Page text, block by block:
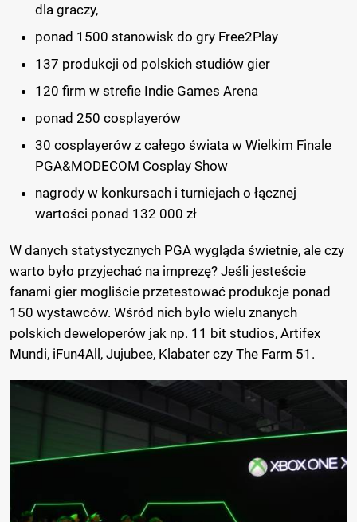
dla graczy,
ponad 1500 stanowisk do gry Free2Play
137 produkcji od polskich studiów gier
120 firm w strefie Indie Games Arena
ponad 250 cosplayerów
30 cosplayerów z całego świata w Wielkim Finale
PGA&MODECOM Cosplay Show
nagrody w konkursach i turniejach o łącznej
wartości ponad 132 000 zł
W danych statystycznych PGA wygląda świetnie, ale czy
warto było przyjechać na imprezę? Jeśli jesteście
fanami gier mogliście przetestować produkcje ponad
150 wystawców. Wśród nich było wielu znanych
polskich deweloperów jak np. 11 bit studios, Artifex
Mundi, iFun4All, Jujubee, Klabater czy The Farm 51.